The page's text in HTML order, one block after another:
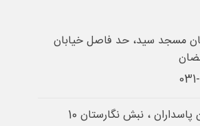
مسجد سید، حد فاصل خیابان
پاسداران ، نبش نگارستان 10